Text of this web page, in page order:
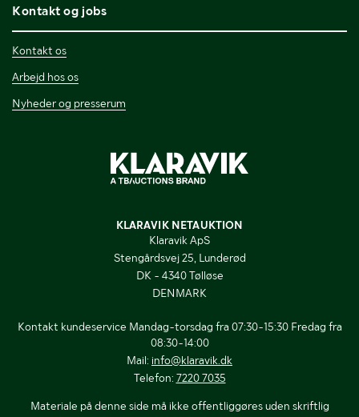
Kontakt og jobs
Kontakt os
Arbejd hos os
Nyheder og presserum
KLARAVIK NETAUKTION
Klaravik ApS
Stengårdsvej 25, Lunderød
DK - 4340 Tølløse
DENMARK
Kontakt kundeservice Mandag-torsdag fra 07:30-15:30 Fredag fra
08:30-14:00
Mail: info@klaravik.dk
Telefon: 7220 7035
Materiale på denne side må ikke offentliggøres uden skriftlig